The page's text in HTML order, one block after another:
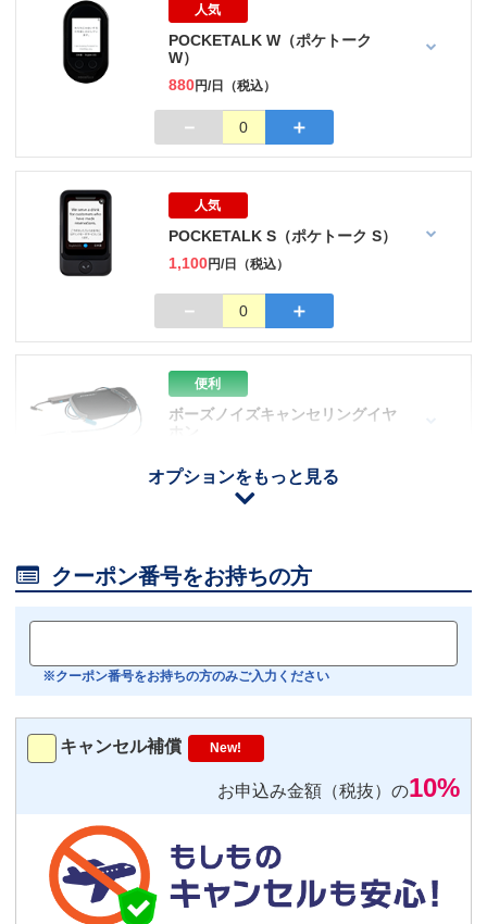
人気
POCKETALK W（ポケトーク
W）
880円/日（税込）
－ 0 ＋
人気
POCKETALK S（ポケトーク S）
1,100円/日（税込）
－ 0 ＋
オプションをもっと見る
便利
ボーズノイズキャンセリングイヤ
－
おすすめ
Bluetoothイヤホン対応
トランスミッター
－ 0
気圧コントロール機能付き耳栓
1,540円（税込）/個
 クーポン番号をお持ちの方
※クーポン番号をお持ちの方のみご入力ください
キャンセル補償 New!
お申込み金額（税抜）の10%